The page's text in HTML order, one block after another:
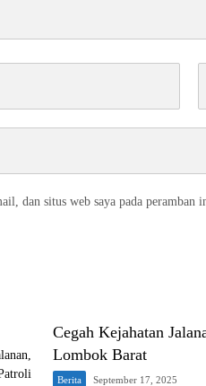
dan situs web saya pada
Cegah Kejahatan
Lombok Barat
Berita September 17, 2025